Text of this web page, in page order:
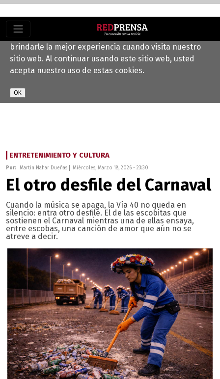
Este sitio web utiliza cookies para ayudarnos a
brindarle la mejor experiencia cuando visita nuestro
sitio web. Al continuar usando este sitio web, usted
acepta nuestro uso de estas cookies.
ENTRETENIMIENTO Y CULTURA
Por: Martin Nahar Dueñas Miércoles, Marzo 18, 2026 - 23:30
El otro desfile del Carnaval
Cuando la música se apaga, la Vía 40 no queda en
silencio: entra otro desfile. El de las escobitas que
sostienen el Carnaval mientras una de ellas ensaya,
entre escobas, una canción de amor que aún no se
atreve a decir.